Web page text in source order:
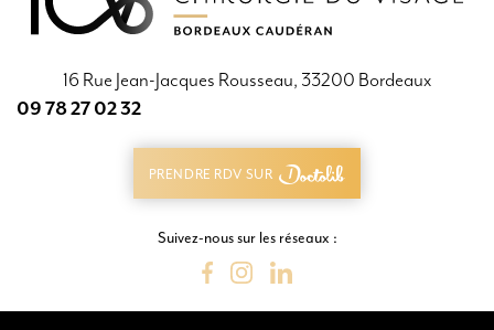
PRENDRE RDV SUR
16 Rue Jean-Jacques Rousseau, 33200 Bordeaux
09 78 27 02 32
Suivez-nous sur les réseaux :